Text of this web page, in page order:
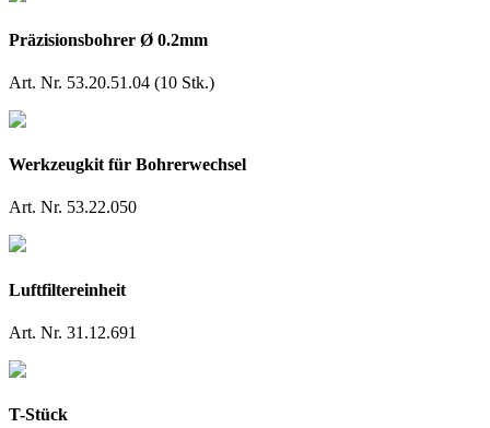
Präzisionsbohrer Ø 0.2mm
Art. Nr. 53.20.51.04 (10 Stk.)
Werkzeugkit für Bohrerwechsel
Art. Nr. 53.22.050
Luftfiltereinheit
Art. Nr. 31.12.691
T-Stück